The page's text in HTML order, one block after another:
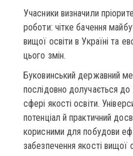
Учасники визначили
роботи: чітке бачення
вищої освіти в Україні та
цього змін.
Буковинський державний
послідовно долучається
сфері якості освіти.
потенціал й практичний
корисними для побудови
забезпечення якості вищої